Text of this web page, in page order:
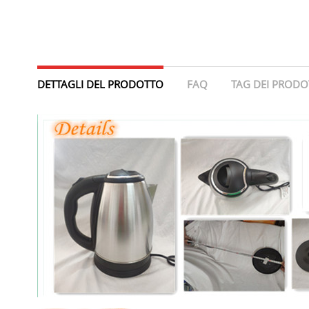
DETTAGLI DEL PRODOTTO FAQ TAG DEI